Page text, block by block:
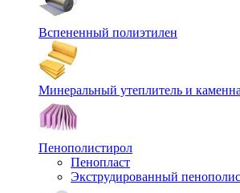
Вспененный полиэтилен
Минеральный утеплитель и
Пенополистирол
Пенопласт
Экструдированный